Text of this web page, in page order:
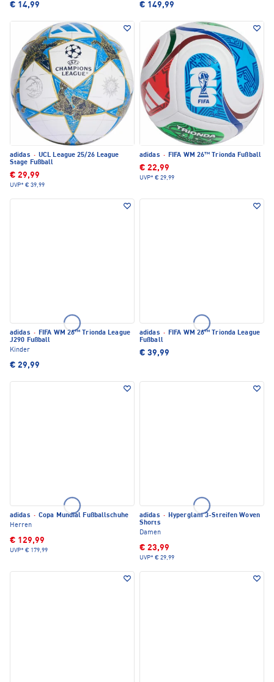
€ 14,99 € 149,99
adidas · UCL League 25/26 League
Stage Fußball
€ 29,99
UVP* € 39,99
adidas · FIFA WM 26™ Trionda Fußball
€ 22,99
UVP* € 29,99
adidas · FIFA WM 26™ Trionda League
J290 Fußball
Kinder
€ 29,99
adidas · FIFA WM 26™ Trionda League
Fußball
€ 39,99
adidas · Copa Mundial Fußballschuhe
Herren
€ 129,99
UVP* € 179,99
adidas · Hyperglam 3-Streifen Woven
Shorts
Damen
€ 23,99
UVP* € 29,99